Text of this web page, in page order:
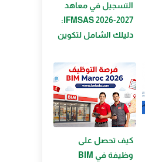
التسجيل في معاهد
IFMSAS 2026-2027:
دليلك الشامل لتكوين
الصحة والعمل
الاجتماعي
كيف تحصل على
وظيفة في BIM